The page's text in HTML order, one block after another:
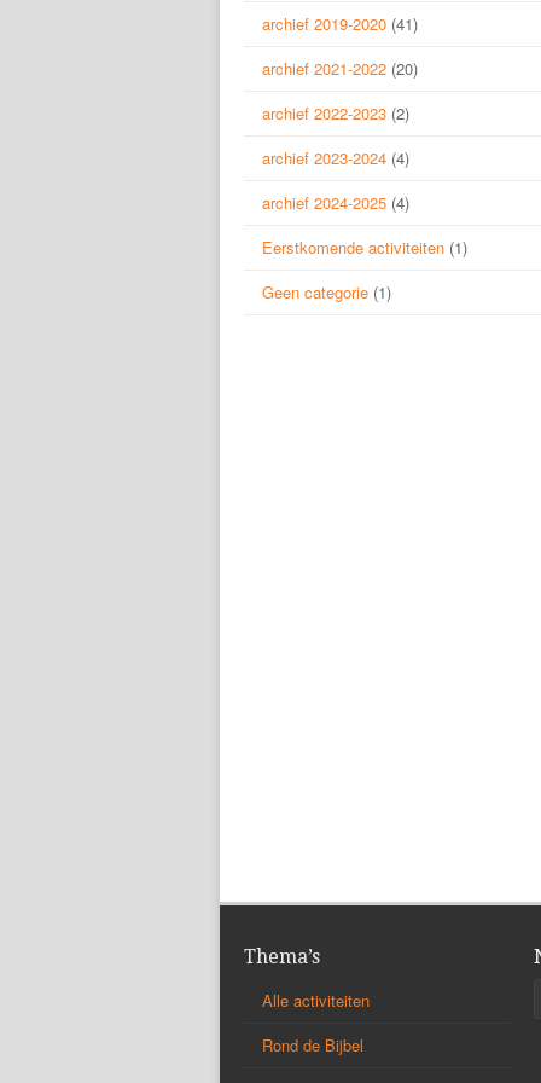
archief 2019-2020 (41)
archief 2021-2022 (20)
archief 2022-2023 (2)
archief 2023-2024 (4)
archief 2024-2025 (4)
Eerstkomende activiteiten (1)
Geen categorie (1)
Thema’s
Alle activiteiten
Rond de Bijbel